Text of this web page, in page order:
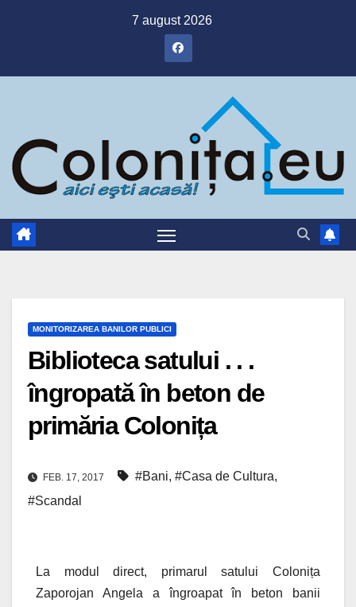
7 august 2026
MONITORIZAREA BANILOR PUBLICI
Biblioteca satului . . .
îngropată în beton de
primăria Colonița
FEB. 17, 2017 #Bani, #Casa de Cultura,
#Scandal
La modul direct, primarul satului Colonița
Zaporojan Angela a îngroapat în beton banii